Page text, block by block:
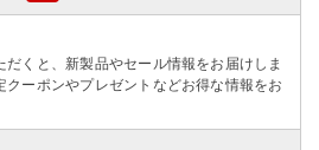
(必
だくと、新製品やセール情報をお届けしま
ーポンやプレゼントなどお得な情報をお